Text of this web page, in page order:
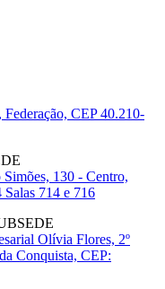
CEP 40.210-
130 - Centro,
714 e 716
Olívia Flores, 2º
Conquista, CEP: